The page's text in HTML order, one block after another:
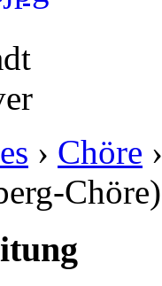
› Chöre ›
Chöre)